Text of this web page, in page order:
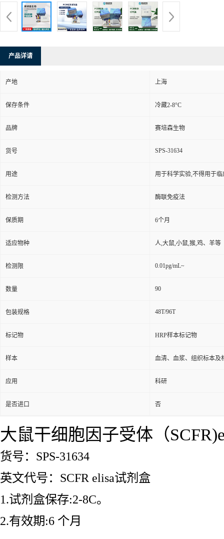
产品详请
产地 上海
保存条件 冷藏2-8°C
品牌 赛培森生物
货号 SPS-31634
用途 用于科学实验,不得用于临
检测方法 酶联免疫法
保质期 6个月
适应物种 人,大鼠,小鼠,猴,鸡、羊等
检测限 0.01pg/mL~
数量 90
包装规格 48T/96T
标记物 HRP样本标记物
样本 血清、血浆、组织标本及
应用 科研
是否进口 否
大鼠干细胞因子受体（
货号：SPS-31634
英文代号：SCFR elisa试剂盒
1.试剂盒保存:2-8C。
2.有效期:6 个月